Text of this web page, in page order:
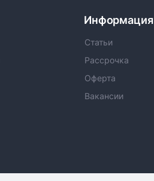
Информация
Статьи
Рассрочка
Оферта
Вакансии